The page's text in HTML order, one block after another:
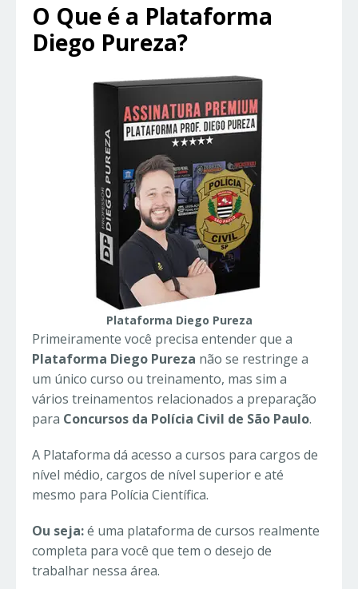
O Que é a Plataforma
Diego Pureza?
Plataforma Diego Pureza
Primeiramente você precisa entender que a
Plataforma Diego Pureza não se restringe a
um único curso ou treinamento, mas sim a
vários treinamentos relacionados a preparação
para Concursos da Polícia Civil de São Paulo.
A Plataforma dá acesso a cursos para cargos de
nível médio, cargos de nível superior e até
mesmo para Polícia Científica.
Ou seja:é uma plataforma de cursos realmente
completa para você que tem o desejo de
trabalhar nessa área.